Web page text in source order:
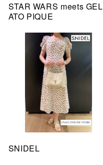
STAR WARS meets GEL
ATO PIQUE
SNIDEL